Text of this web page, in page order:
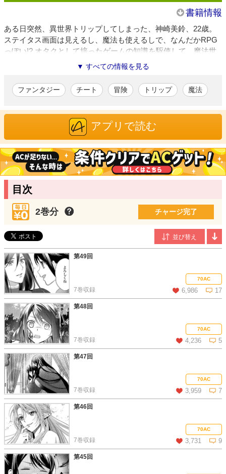
書籍情報
ある日突然、異世界トリップしてしまった、神崎美鈴、22歳。
ステイタス画面は見えるし、魔法も使えるしで、なんだかRPG
っぽい!? オタクとして培ったゲームの知識を駆使して、魔法世
界にちゃっかり順応したら、いつの間にか「黒の癒し手」って
呼ばれるようになっちゃって…？ ゲームの知識で魔法世界を生
き抜く異色のファンタジー、待望のコミカライズ!!
東京都在住。代表作は「異世界で『黒の癒し手』って呼ばれてい
ます」（原作：ふじま美耶、アルファポリス、全7巻）。イラス
トレーターとしても活躍中。
ふじま美耶/原作
兵庫県在住。2012年よりwebにて小説を発表。2013年「異世界で
『黒の癒し手』って呼ばれています」で出版デビューに至る。
▼ すべての情報を見る
ファンタジー チート 冒険 トリップ 魔法
アプリで読む
目次
2巻分 チャージ完了
第49回
70AC
6,986 17
7巻収録
この話を読む コメントを見る
第48回
70AC
4,236 5
7巻収録
この話を読む コメントを見る
第47回
70AC
3,959 7
7巻収録
この話を読む コメントを見る
第46回
70AC
3,731 9
7巻収録
第45回